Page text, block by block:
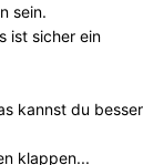
sein.
ist sicher ein
kannst du besser
klappen...